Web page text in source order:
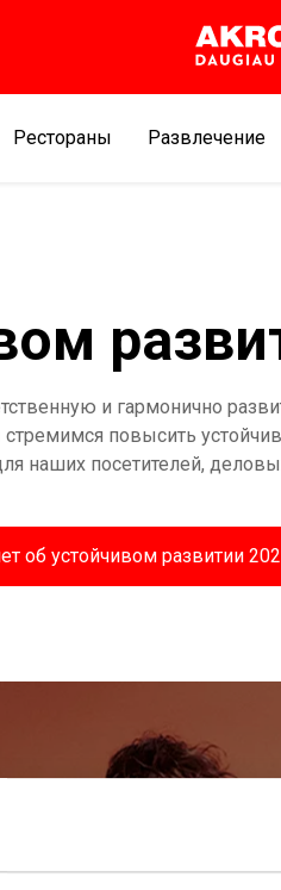
Рестораны Развлечение
и гармонично
повысить
наших посетителей,
об устойчивом развитии